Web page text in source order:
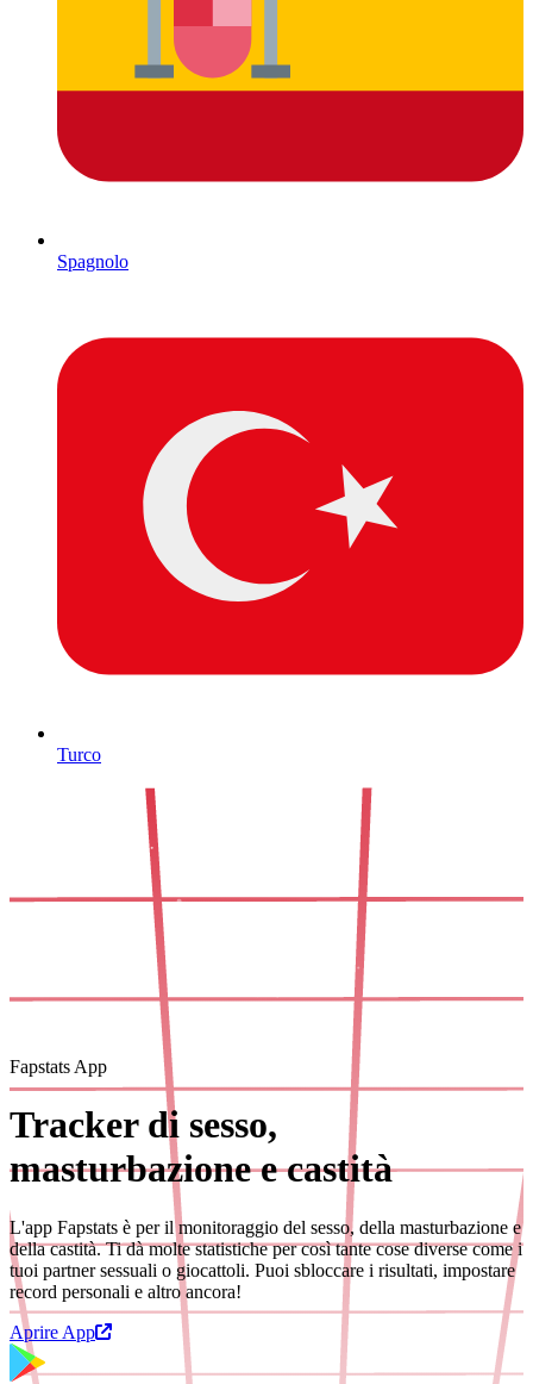
Spagnolo
Turco
Fapstats App
Tracker di sesso,
masturbazione e castità
L'app Fapstats è per il monitoraggio del sesso, della masturbazione e
della castità. Ti dà molte statistiche per così tante cose diverse come i
tuoi partner sessuali o giocattoli. Puoi sbloccare i risultati, impostare
record personali e altro ancora!
Aprire App